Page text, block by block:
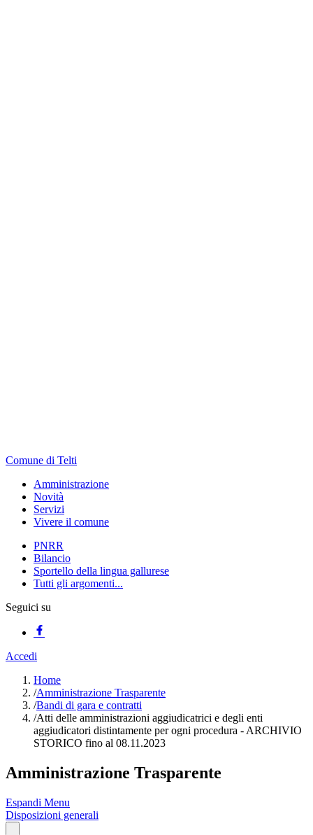
Comune di Telti
Amministrazione
Novità
Servizi
Vivere il comune
PNRR
Bilancio
Sportello della lingua gallurese
Tutti gli argomenti...
Seguici su
Accedi
Home
/Amministrazione Trasparente
/Bandi di gara e contratti
/Atti delle amministrazioni aggiudicatrici e degli enti
aggiudicatori distintamente per ogni procedura - ARCHIVIO
STORICO fino al 08.11.2023
Amministrazione Trasparente
Espandi Menu
Disposizioni generali